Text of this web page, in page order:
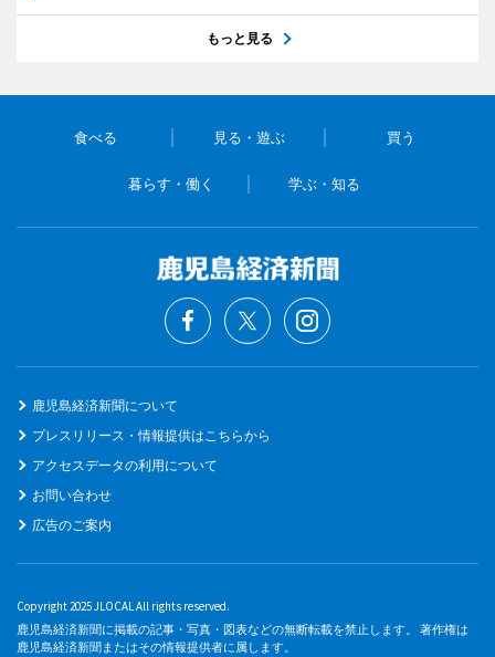
もっと見る
食べる 見る・遊ぶ 買う
暮らす・働く 学ぶ・知る
鹿児島経済新聞について
プレスリリース・情報提供はこちらから
アクセスデータの利用について
お問い合わせ
広告のご案内
Copyright 2025 JLOCAL All rights reserved.
鹿児島経済新聞に掲載の記事・写真・図表などの無断転載を禁止します。 著作権は
鹿児島経済新聞またはその情報提供者に属します。